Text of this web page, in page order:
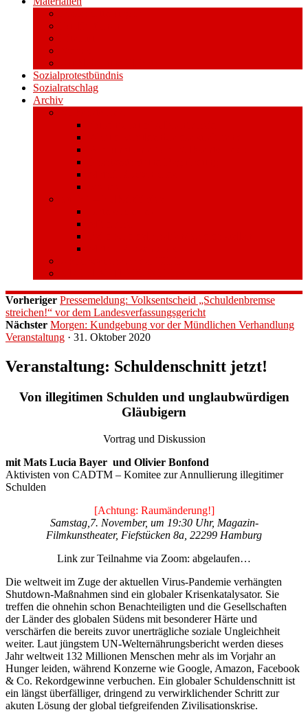
Sozialprotestbündnis
Sozialratschlag
Archiv
Vorheriger Pressemeldung: Volksentscheid „Schuldenbremse
streichen!“ vor dem Landesverfassungsgericht
Nächster Morgen: Kundgebung vor der Mündlichen Verhandlung
Veranstaltung · 31. Oktober 2020
Veranstaltung: Schuldenschnitt jetzt!
Von illegitimen Schulden und unglaubwürdigen
Gläubigern
Vortrag und Diskussion
mit Mats Lucia Bayer und Olivier Bonfond
Aktivisten von CADTM – Komitee zur Annullierung illegitimer
Schulden
[Achtung: Raumänderung!]
Samstag,7. November, um 19:30 Uhr, Magazin-
Filmkunstheater, Fiefstücken 8a , 22299 Hamburg
Link zur Teilnahme via Zoom: abgelaufen…
Die weltweit im Zuge der aktuellen Virus-Pandemie verhängten
Shutdown-Maßnahmen sind ein globaler Krisenkatalysator. Sie
treffen die ohnehin schon Benachteiligten und die Gesellschaften
der Länder des globalen Südens mit besonderer Härte und
verschärfen die bereits zuvor unerträgliche soziale Ungleichheit
weiter. Laut jüngstem UN-Welternährungsbericht werden dieses
Jahr weltweit 132 Millionen Menschen mehr als im Vorjahr an
Hunger leiden, während Konzerne wie Google, Amazon, Facebook
& Co. Rekordgewinne verbuchen. Ein globaler Schuldenschnitt ist
ein längst überfälliger, dringend zu verwirklichender Schritt zur
akuten Lösung der global tiefgreifenden Zivilisationskrise.